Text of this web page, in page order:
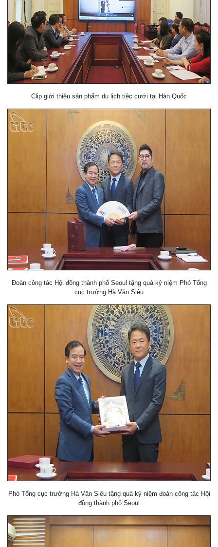
Clip giới thiệu sản phẩm du lịch tiệc cưới tại Hàn Quốc
Đoàn công tác Hội đồng thành phố Seoul tặng quà kỷ niệm Phó Tổng
cục trưởng Hà Văn Siêu
Phó Tổng cục trưởng Hà Văn Siêu tặng quà kỷ niệm đoàn công tác Hội
đồng thành phố Seoul